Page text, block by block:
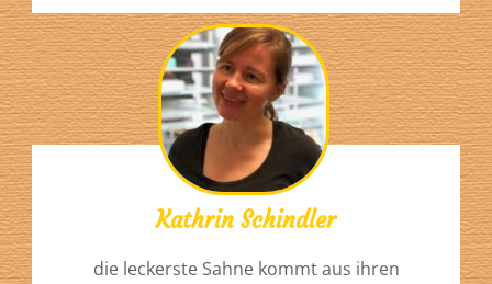
Kathrin Schindler
die leckerste Sahne kommt aus ihren